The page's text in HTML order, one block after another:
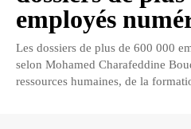
employés
Les dossiers de plus de 600 000
selon Mohamed Charafeddine
ressources humaines, de la